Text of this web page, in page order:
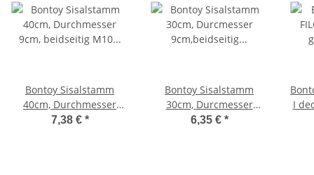
Bontoy Sisalstamm
40cm, Durchmesser
9cm, beidseitig M10
7,38 € *
Bontoy Sisalstamm
30cm, Durcmesser
9cm,beidseitig
6,35 € *
I